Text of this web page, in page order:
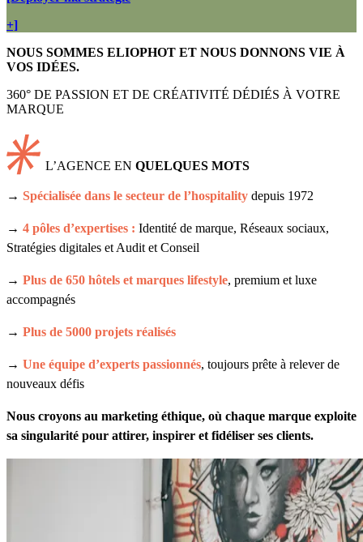
+]
NOUS SOMMES ELIOPHOT ET NOUS DONNONS VIE À
VOS IDÉES.
360° DE PASSION ET DE CRÉATIVITÉ DÉDIÉS À VOTRE
MARQUE
L’AGENCE ENQUELQUES MOTS
→ Spécialisée dans le secteur de l’hospitality depuis 1972
→ 4 pôles d’expertises : Identité de marque, Réseaux sociaux,
Stratégies digitales et Audit et Conseil
→ Plus de 650 hôtels et marques lifestyle, premium et luxe
accompagnés
→ Plus de 5000 projets réalisés
→ Une équipe d’experts passionnés, toujours prête à relever de
nouveaux défis
Nous croyons au marketing éthique, où chaque marque exploite
sa singularité pour attirer, inspirer et fidéliser ses clients.